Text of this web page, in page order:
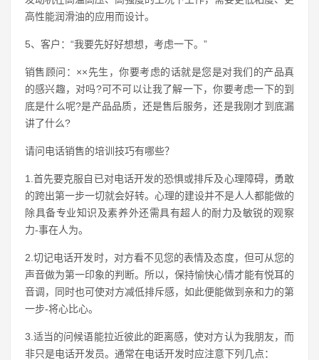
高性能润滑油的应用而设计。
5、客户：“我要先好好想想，考虑一下。”
销售顾问：××先生，你要考虑的话就是您是对我们的产品真
的感兴趣，对吗?可不可以让我了解一下，你要考虑一下的到
底是什么呢?是产品品质，还是售后服务，还是我刚才到底漏
讲了什么?
请问电话销售的培训技巧有哪些？
1.首先要克服自已对电话开发的恐惧或排斥及心理障碍，勇敢
的跨出第一步一切就会好转。心理的建设并不是人人都能做的
除具备专业知识及素养外还需具有超人的耐力及敏锐的观察
力-事在人为。
2.切记电话开发时，对方看不见您的表情及态度，但可从您的
声音做为第一印象的判断。所以，保持愉快心情才能有悦耳的
音调，同时也可使对方减低排斥感，如此便能做到亲和力的第
一步-将心比心。
3.适当的问候语能拉近彼此的距离感，使对方认为我朋友，而
非只是电话开发员。通常在电话开发时应注意下列几点：